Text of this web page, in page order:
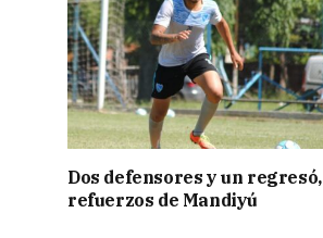
Dos defensores y un regresó,
refuerzos de Mandiyú